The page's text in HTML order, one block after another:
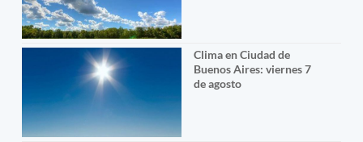
Clima en Ciudad de
Buenos Aires: viernes 7
de agosto